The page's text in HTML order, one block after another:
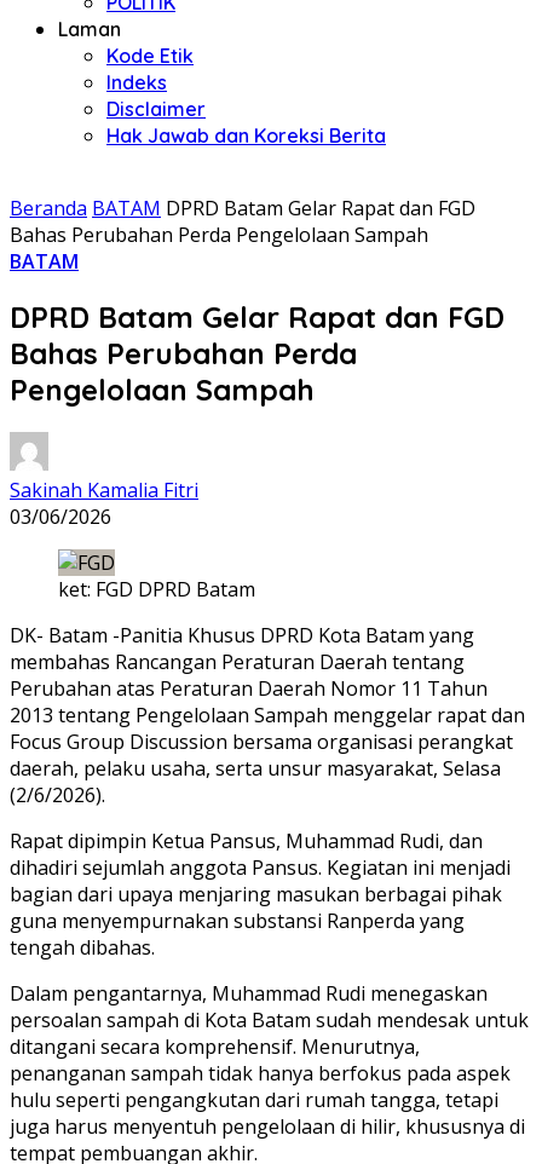
Laman
Kode Etik
Indeks
Disclaimer
Hak Jawab dan Koreksi Berita
Beranda BATAM DPRD Batam Gelar Rapat dan FGD
Bahas Perubahan Perda Pengelolaan Sampah
BATAM
DPRD Batam Gelar Rapat dan FGD
Bahas Perubahan Perda
Pengelolaan Sampah
Sakinah Kamalia Fitri
03/06/2026
ket: FGD DPRD Batam
DK- Batam -Panitia Khusus DPRD Kota Batam yang
membahas Rancangan Peraturan Daerah tentang
Perubahan atas Peraturan Daerah Nomor 11 Tahun
2013 tentang Pengelolaan Sampah menggelar rapat dan
Focus Group Discussion bersama organisasi perangkat
daerah, pelaku usaha, serta unsur masyarakat, Selasa
(2/6/2026).
Rapat dipimpin Ketua Pansus, Muhammad Rudi, dan
dihadiri sejumlah anggota Pansus. Kegiatan ini menjadi
bagian dari upaya menjaring masukan berbagai pihak
guna menyempurnakan substansi Ranperda yang
tengah dibahas.
Dalam pengantarnya, Muhammad Rudi menegaskan
persoalan sampah di Kota Batam sudah mendesak untuk
ditangani secara komprehensif. Menurutnya,
penanganan sampah tidak hanya berfokus pada aspek
hulu seperti pengangkutan dari rumah tangga, tetapi
juga harus menyentuh pengelolaan di hilir, khususnya di
tempat pembuangan akhir.